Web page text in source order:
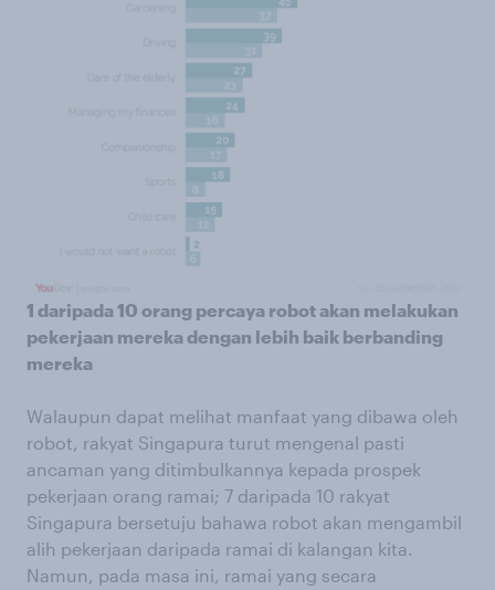
1 daripada 10 orang percaya robot akan melakukan
pekerjaan mereka dengan lebih baik berbanding
mereka
Walaupun dapat melihat manfaat yang dibawa oleh
robot, rakyat Singapura turut mengenal pasti
ancaman yang ditimbulkannya kepada prospek
pekerjaan orang ramai; 7 daripada 10 rakyat
Singapura bersetuju bahawa robot akan mengambil
alih pekerjaan daripada ramai di kalangan kita.
Namun, pada masa ini, ramai yang secara